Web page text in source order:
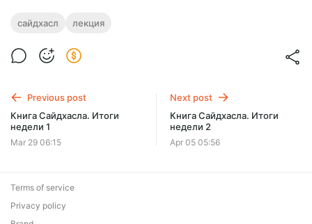
сайдхасл лекция
Previous post
Книга Сайдхасла. Итоги
недели 1
Mar 29 06:15
Next post
Книга Сайдхасла. Итоги
недели 2
Apr 05 05:56
Terms of service
Privacy policy